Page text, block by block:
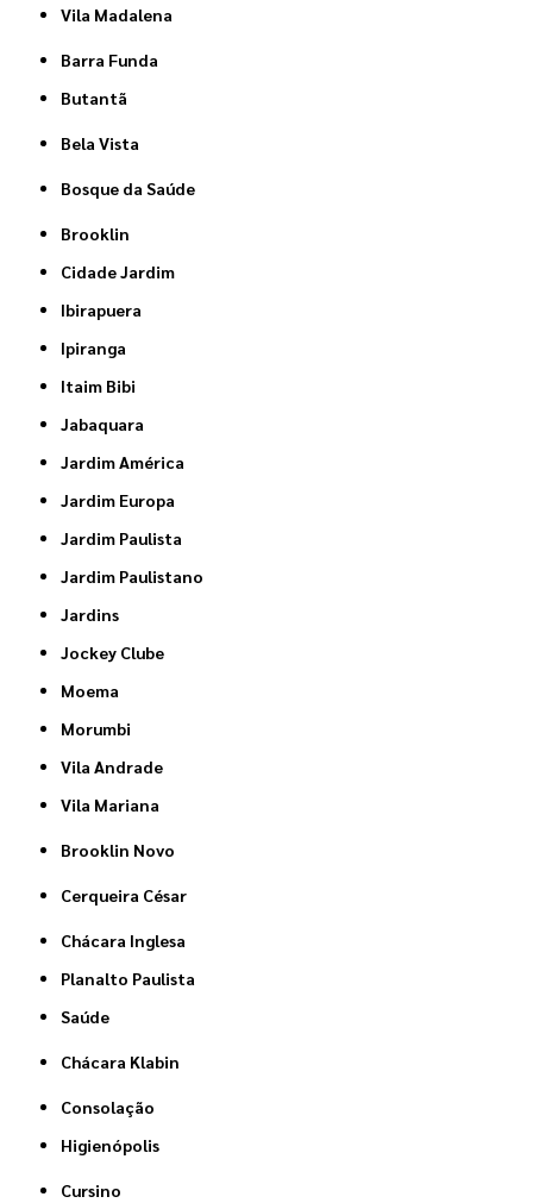
Vila Madalena
Barra Funda
Butantã
Bela Vista
Bosque da Saúde
Brooklin
Cidade Jardim
Ibirapuera
Ipiranga
Itaim Bibi
Jabaquara
Jardim América
Jardim Europa
Jardim Paulista
Jardim Paulistano
Jardins
Jockey Clube
Moema
Morumbi
Vila Andrade
Vila Mariana
Brooklin Novo
Cerqueira César
Chácara Inglesa
Planalto Paulista
Saúde
Chácara Klabin
Consolação
Higienópolis
Cursino